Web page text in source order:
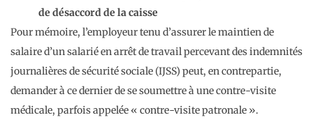
de désaccord de la caisse
Pour mémoire, l’employeur tenu d’assurer le maintien de
salaire d’un salarié en arrêt de travail percevant des indemnités
journalières de sécurité sociale (IJSS) peut, en contrepartie,
demander à ce dernier de se soumettre à une contre-visite
médicale, parfois appelée « contre-visite patronale ».